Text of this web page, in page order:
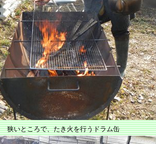
狭いところで、たき火を行うドラム缶